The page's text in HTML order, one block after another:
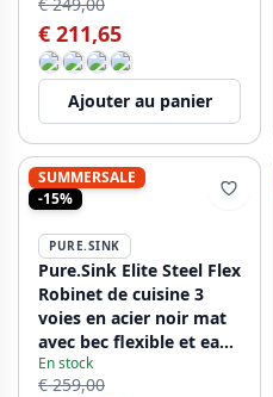
€ 211,65
Ajouter au panier
SUMMERSALE
-15%
PURE.SINK
Pure.Sink Elite Steel Flex
Robinet de cuisine 3
voies en acier noir mat
avec bec flexible et eau
filtrée PS8110-10
En stock
€ 259,00